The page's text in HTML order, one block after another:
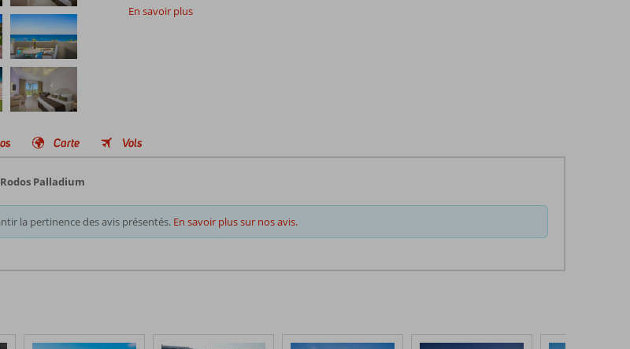
En savoir plus
Carte Vols
Palladium
la pertinence des avis présentés. En savoir plus sur nos avis.